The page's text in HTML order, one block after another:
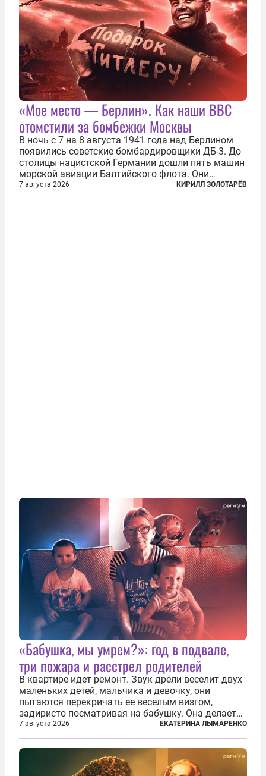
«Мое место — Берлин». Как наши ВВС
отомстили за бомбежки Москвы
В ночь с 7 на 8 августа 1941 года над Берлином
появились советские бомбардировщики ДБ-3. До
столицы нацистской Германии дошли пять машин
морской авиации Балтийского флота. Они
сбросили бомбы на город, который в тот момент
жил в полной уверенности, что война идет где-то
7 августа 2026 КИРИЛЛ ЗОЛОТАРЁВ
«Бабушка, мы умрем?»: год в подвале,
три пожара и расстрел родителей
В квартире идет ремонт. Звук дрели веселит двух
маленьких детей, мальчика и девочку, они
пытаются перекричать ее веселым визгом,
задиристо посматривая на бабушку. Она делает
им замечание, но внуки чувствуют, что она
сердится невсерьез. И это правда: дрель, конечно,
сверлит противно, но всё...
7 августа 2026 ЕКАТЕРИНА ЛЫМАРЕНКО